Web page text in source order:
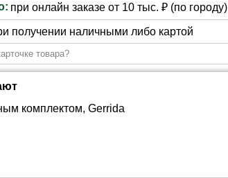
при онлайн заказе от 10 тыс. ₽ (по городу)
получении наличными либо картой
товара?
комплектом, Gerrida